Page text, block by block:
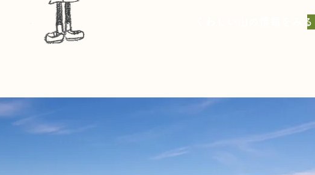
くわしい山の情報をみる